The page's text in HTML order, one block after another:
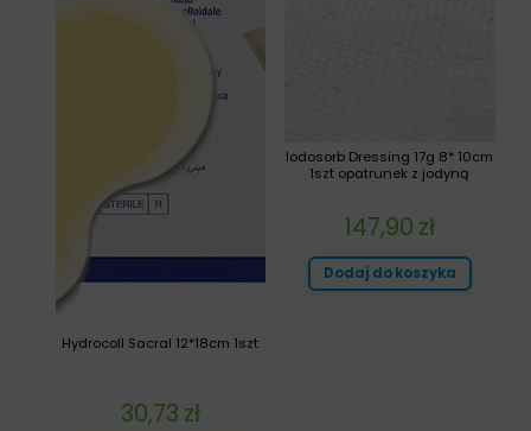
Iodosorb Dressing 17g 8* 10cm
1szt opatrunek z jodyną
147,90 zł
Dodaj do koszyka
Hydrocoll Sacral 12*18cm 1szt
30,73 zł